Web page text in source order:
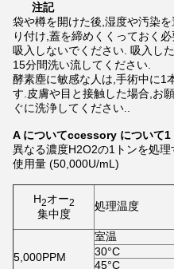
注記
袋や樽を開けた後,湿度や汚染
り付け,蓋を締めくくっておく必
吸入しないでください. 吸入し
15分間洗い流してください.
酵素塵に敏感な人は,手術中に1
す.皮膚や目と接触した場合,お
ぐに洗浄してください..
A についてccessory について1
異なる濃度H2O2の1トンを処
使用量 (50,000U/mL)
H2オー2
集中度
処理温度
5,000PPM
室温
30°C
45°C